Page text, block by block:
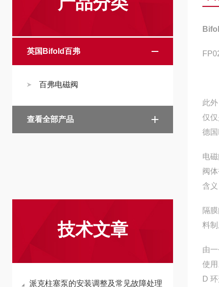
英国Bifold百弗
百弗电磁阀
查看全部产品
技术文章
派克柱塞泵的安装调整及常见故障处理
此
仅
德
电
阀
含
隔
料
由
使
D